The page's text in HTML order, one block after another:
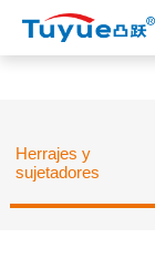
Herrajes y
sujetadores